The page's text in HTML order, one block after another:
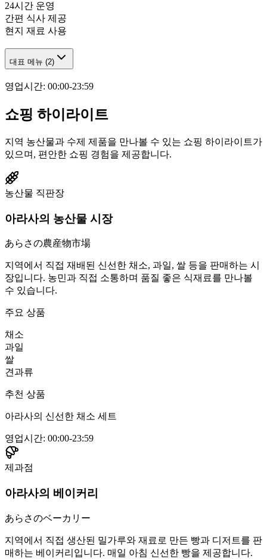
24시간 운영
간편 식사 제공
현지 재료 사용
대표 메뉴 (2)
영업시간: 00:00-23:59
쇼핑 하이라이트
지역 농산물과 수제 제품을 만나볼 수 있는 쇼핑 하이라이트가
있으며, 편안한 쇼핑 경험을 제공합니다.
농산물 직판장
아라사의 농산물 시장
あらさの農産物市場
지역에서 직접 재배된 신선한 채소, 과일, 쌀 등을 판매하는 시
장입니다. 농민과 직접 소통하며 품질 좋은 식재료를 만나볼
수 있습니다.
주요 상품
채소
과일
쌀
견과류
추천 상품
아라사의 신선한 채소 세트
영업시간: 00:00-23:59
제과점
아라사의 베이커리
あらさのベーカリー
지역에서 직접 생산된 밀가루와 재료로 만든 빵과 디저트를 판
매하는 베이커리입니다. 매일 아침 신선한 빵을 제공합니다.